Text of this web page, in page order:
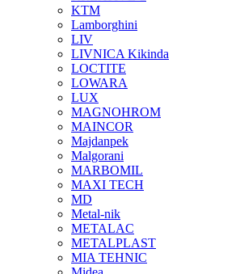
KTM
Lamborghini
LIV
LIVNICA Kikinda
LOCTITE
LOWARA
LUX
MAGNOHROM
MAINCOR
Majdanpek
Malgorani
MARBOMIL
MAXI TECH
MD
Metal-nik
METALAC
METALPLAST
MIA TEHNIC